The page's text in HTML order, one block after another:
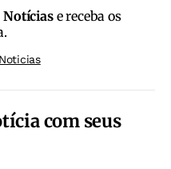
Notíciase receba os
com seus